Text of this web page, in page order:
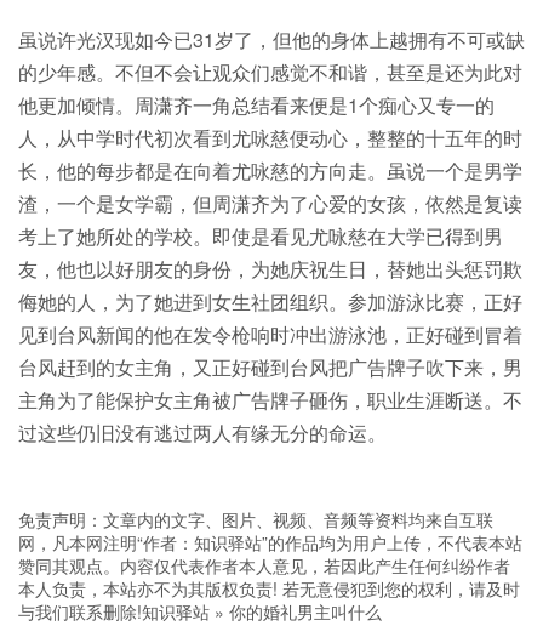
虽说许光汉现如今已31岁了，但他的身体上越拥有不可或缺
的少年感。不但不会让观众们感觉不和谐，甚至是还为此对
他更加倾情。周潇齐一角总结看来便是1个痴心又专一的
人，从中学时代初次看到尤咏慈便动心，整整的十五年的时
长，他的每步都是在向着尤咏慈的方向走。虽说一个是男学
渣，一个是女学霸，但周潇齐为了心爱的女孩，依然是复读
考上了她所处的学校。即使是看见尤咏慈在大学已得到男
友，他也以好朋友的身份，为她庆祝生日，替她出头惩罚欺
侮她的人，为了她进到女生社团组织。参加游泳比赛，正好
见到台风新闻的他在发令枪响时冲出游泳池，正好碰到冒着
台风赶到的女主角，又正好碰到台风把广告牌子吹下来，男
主角为了能保护女主角被广告牌子砸伤，职业生涯断送。不
过这些仍旧没有逃过两人有缘无分的命运。
免责声明：文章内的文字、图片、视频、音频等资料均来自互联
网，凡本网注明“作者：知识驿站”的作品均为用户上传，不代表本站
赞同其观点。内容仅代表作者本人意见，若因此产生任何纠纷作者
本人负责，本站亦不为其版权负责! 若无意侵犯到您的权利，请及时
与我们联系删除!知识驿站 » 你的婚礼男主叫什么